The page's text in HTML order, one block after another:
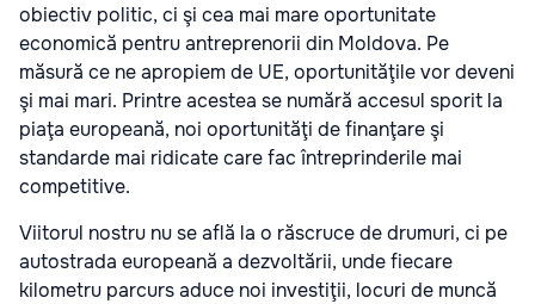
obiectiv politic, ci şi cea mai mare oportunitate
economică pentru antreprenorii din Moldova. Pe
măsură ce ne apropiem de UE, oportunităţile vor deveni
şi mai mari. Printre acestea se numără accesul sporit la
piaţa europeană, noi oportunităţi de finanţare şi
standarde mai ridicate care fac întreprinderile mai
competitive.
Viitorul nostru nu se află la o răscruce de drumuri, ci pe
autostrada europeană a dezvoltării, unde fiecare
kilometru parcurs aduce noi investiţii, locuri de muncă